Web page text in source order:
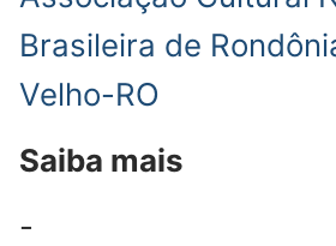
Brasileira de
Velho-RO
Saiba mais
-